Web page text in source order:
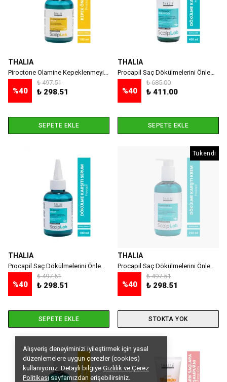
Alışveriş deneyiminizi iyileştirmek için yasal
düzenlemelere uygun çerezler (cookies)
kullanıyoruz. Detaylı bilgiye Gizlilik ve Çerez
Politikası sayfamızdan erişebilirsiniz.
THALIA
Piroctone Olamine Kepeklenmeyi Önlemeye Yardımcı Saç Bakım Serumu 100ml
%40
₺ 497.51
₺ 298.51
SEPETE EKLE
THALIA
Procapil Saç Dökülmelerini Önlemeye Yardımcı Bakım Şampuanı 400ml
%40
₺ 685.00
₺ 411.00
SEPETE EKLE
THALIA
Procapil Saç Dökülmelerini Önlemeye Yardımcı Saç Bakım Serumu 100ml
%40
₺ 497.51
₺ 298.51
SEPETE EKLE
Tükendi
THALIA
Procapil Saç Dökülmelerini Önlemeye Yardımcı Saç Bakım Kremi 250ml
%40
₺ 497.51
₺ 298.51
STOKTA YOK